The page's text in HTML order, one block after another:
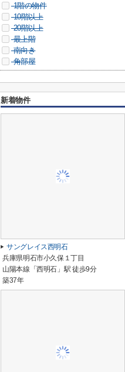
1階の物件
10階以上
20階以上
最上階
南向き
角部屋
新着物件
サングレイス西明石
兵庫県明石市小久保１丁目
山陽本線「西明石」駅 徒歩9分
築37年